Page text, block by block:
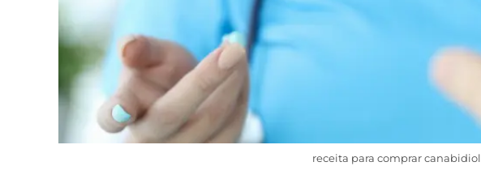
receita para comprar canabidiol